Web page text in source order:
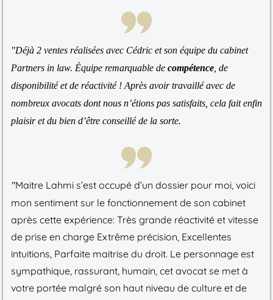
"Déjà 2 ventes réalisées avec Cédric et son équipe du cabinet
Partners in law. Équipe remarquable de compétence , de
disponibilité et de réactivité ! Après avoir travaillé avec de
nombreux avocats dont nous n’étions pas satisfaits, cela fait enfin
plaisir et du bien d’être conseillé de la sorte.
"Maitre Lahmi s’est occupé d’un dossier pour moi, voici
mon sentiment sur le fonctionnement de son cabinet
après cette expérience: Très grande réactivité et vitesse
de prise en charge Extrême précision, Excellentes
intuitions, Parfaite maitrise du droit. Le personnage est
sympathique, rassurant, humain, cet avocat se met à
votre portée malgré son haut niveau de culture et de